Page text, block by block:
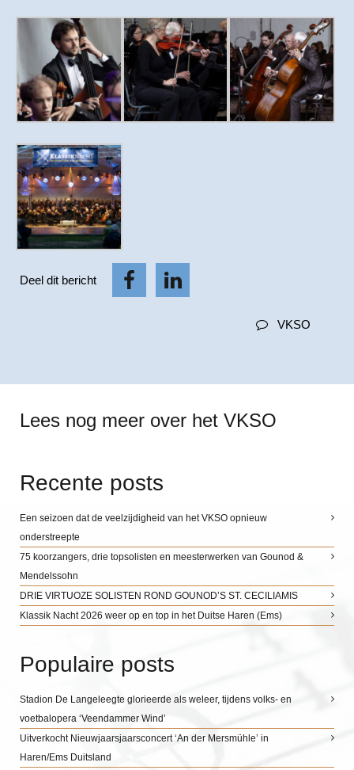
Deel dit bericht
VKSO
Lees nog meer over het VKSO
Recente posts
Een seizoen dat de veelzijdigheid van het VKSO opnieuw
onderstreepte
75 koorzangers, drie topsolisten en meesterwerken van Gounod &
Mendelssohn
DRIE VIRTUOZE SOLISTEN ROND GOUNOD’S ST. CECILIAMIS
Klassik Nacht 2026 weer op en top in het Duitse Haren (Ems)
Populaire posts
Stadion De Langeleegte glorieerde als weleer, tijdens volks- en
voetbalopera ‘Veendammer Wind’
Uitverkocht Nieuwjaarsjaarsconcert ‘An der Mersmühle’ in
Haren/Ems Duitsland